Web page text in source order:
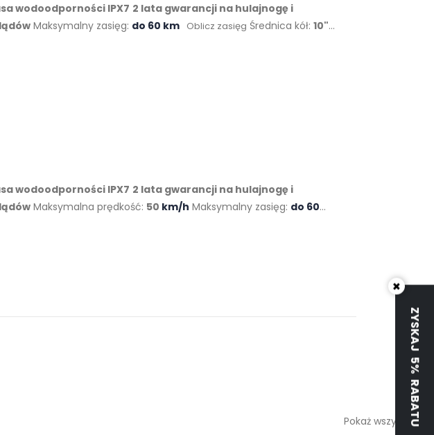
wodoodporności IPX7 2 lata gwarancji na hulajnogę i
Maksymalny zasięg: do 60 km Oblicz zasięg Średnica kół: 10"
wodoodporności IPX7 2 lata gwarancji na hulajnogę i
Maksymalna prędkość: 50 km/h Maksymalny zasięg: do 60
Pokaż wszystkie
×
ZYSKAJ 5% RABATU